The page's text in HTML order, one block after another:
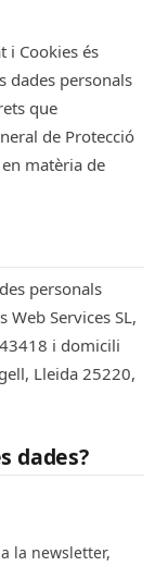
i Cookies és
dades personals
que
de Protecció
matèria de
personals
Web Services SL,
i domicili
Lleida 25220,
dades?
la newsletter,